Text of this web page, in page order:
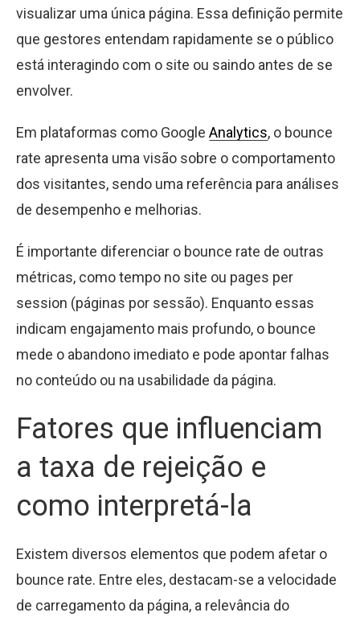
visualizar uma única página. Essa definição permite
que gestores entendam rapidamente se o público
está interagindo com o site ou saindo antes de se
envolver.
Em plataformas como Google Analytics, o bounce
rate apresenta uma visão sobre o comportamento
dos visitantes, sendo uma referência para análises
de desempenho e melhorias.
É importante diferenciar o bounce rate de outras
métricas, como tempo no site ou pages per
session (páginas por sessão). Enquanto essas
indicam engajamento mais profundo, o bounce
mede o abandono imediato e pode apontar falhas
no conteúdo ou na usabilidade da página.
Fatores que influenciam
a taxa de rejeição e
como interpretá-la
Existem diversos elementos que podem afetar o
bounce rate. Entre eles, destacam-se a velocidade
de carregamento da página, a relevância do